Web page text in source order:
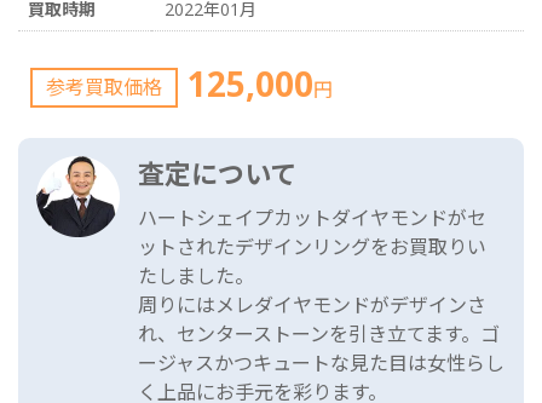
買取時期
2022年01月
参考買取価格 125,000円
査定について
ハートシェイプカットダイヤモンドがセ
ットされたデザインリングをお買取りい
たしました。
周りにはメレダイヤモンドがデザインさ
れ、センターストーンを引き立てます。ゴ
ージャスかつキュートな見た目は女性らし
く上品にお手元を彩ります。